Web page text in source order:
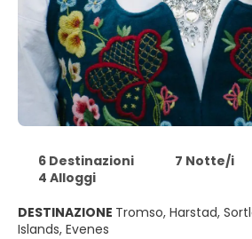
6 Destinazioni 7 Notte/i
4 Alloggi
DESTINAZIONE Tromso, Harstad,
Islands, Evenes